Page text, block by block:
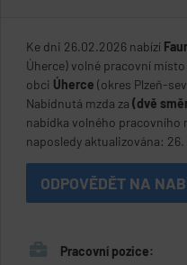
Ke dni 26.02.2026 nabízí
Úherce) volné pracovní
obci Úherce (okres Plzeň-
Nabídnutá mzda za (dvě
nabídka volného pracovního
naposledy aktualizována: 26.
ODPOVĚDĚT NA
Pracovní pozice: